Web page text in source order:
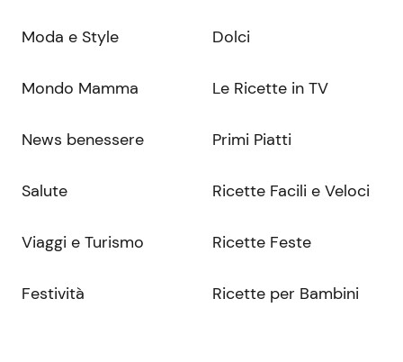
Moda e Style
Mondo Mamma
News benessere
Salute
Viaggi e Turismo
Festività
Dolci
Le Ricette in TV
Primi Piatti
Ricette Facili e Veloci
Ricette Feste
Ricette per Bambini